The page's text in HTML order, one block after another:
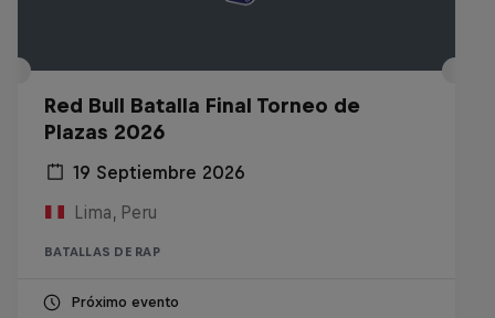
Red Bull Batalla Final Torneo de
Plazas 2026
19 Septiembre 2026
Lima, Peru
BATALLAS DE RAP
Próximo evento